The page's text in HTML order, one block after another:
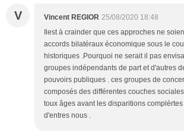
V Vincent REGIOR 25/08/2020 18:48
Ilest à crainder que ces approches ne
accords bilatéraux économique sous le
historiques .Pourquoi ne serait il pas
groupes indépendants de part et d'autres
pouvoirs publiques . ces groupes de
composés des différentes couches
toux âges avant les disparitions
d'entres nous .